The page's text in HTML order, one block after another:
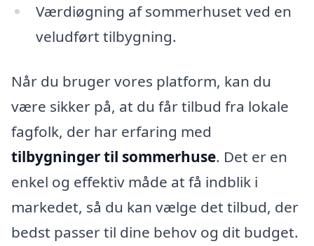
Værdiøgning af sommerhuset ved en
veludført tilbygning.
Når du bruger vores platform, kan du
være sikker på, at du får tilbud fra lokale
fagfolk, der har erfaring med
tilbygninger til sommerhuse. Det er en
enkel og effektiv måde at få indblik i
markedet, så du kan vælge det tilbud, der
bedst passer til dine behov og dit budget.